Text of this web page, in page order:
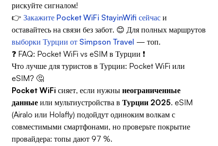
рискуйте сигналом!
👉 Закажите Pocket WiFi StayinWifi сейчас и
оставайтесь на связи без забот. 😊 Для полных маршрутов
выборки Турции от Simpson Travel — топ.
❓ FAQ: Pocket WiFi vs eSIM в Турции ❗
Что лучше для туристов в Турции: Pocket WiFi или
eSIM? 🤔
Pocket WiFi сияет, если нужны неограниченные
данные или мультиустройства в Турции 2025. eSIM
(Airalo или Holafly) подойдут одиноким волкам с
совместимыми смартфонами, но проверьте покрытие
провайдера: топы дают 97 %.